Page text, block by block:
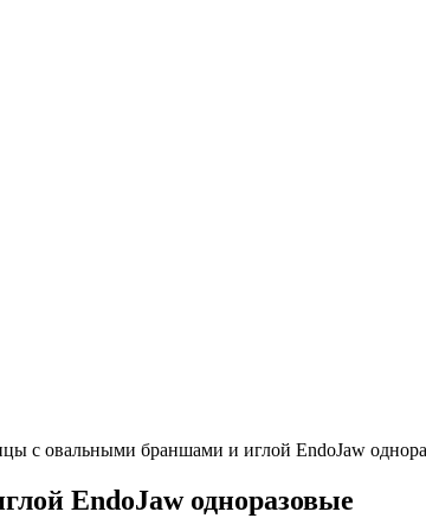
с овальными браншами и иглой EndoJaw
EndoJaw одноразовые